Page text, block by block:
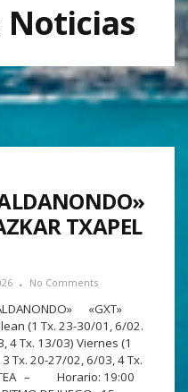
Noticias
TXAPEL
No Comments
ALDANONDO» «GXT»
(1 Tx. 23-30/01, 6/02.
4 Tx. 13/03) Viernes (1
Tx. 20-27/02, 6/03, 4 Tx.
– Horario: 19:00